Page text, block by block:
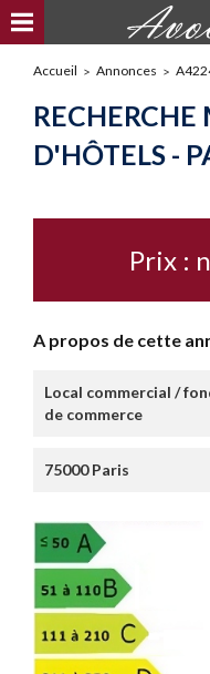
Accueil Annonces
RECHERCHE
D'HÔTELS -
Prix :
A propos de cette
Local commercial /
de commerce
75000 Paris